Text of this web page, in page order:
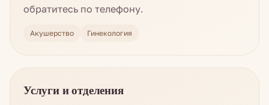
обратитесь по телефону.
Акушерство Гинекология
Услуги и отделения